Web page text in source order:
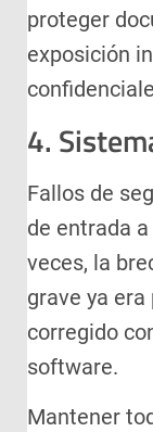
proteger
exposición
4.
Fallos de
de entrada
veces, la
grave ya
corregido
software.
Mantener